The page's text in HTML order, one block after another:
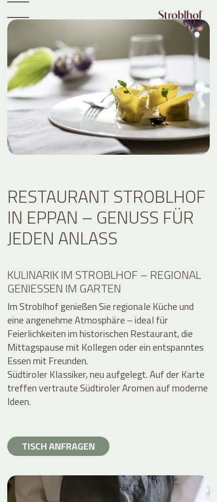
RESTAURANT STROBLHOF
IN EPPAN – GENUSS FÜR
JEDEN ANLASS
KULINARIK IM STROBLHOF – REGIONAL
GENIESSEN IM GARTEN
Im Stroblhof genießen Sie regionale Küche und
eine angenehme Atmosphäre – ideal für
Feierlichkeiten im historischen Restaurant, die
Mittagspause mit Kollegen oder ein entspanntes
Essen mit Freunden.
Südtiroler Klassiker, neu aufgelegt. Auf der Karte
treffen vertraute Südtiroler Aromen auf moderne
Ideen.
TISCH ANFRAGEN